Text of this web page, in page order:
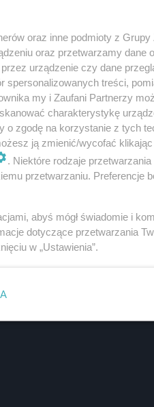
Ludivine Sagnier oraz
i wierności względem
oraz inne podmioty z
oraz przetwarzamy dane
urządzenie czy dane
spersonalizowanych treści,
my i Zaufani Partnerzy
charakterystykę
zgodę na korzystanie z tych
ją zmienić/wycofać
. Niektóre rodzaje
przetwarzaniu. Preferencje
abyś mógł świadomie i
dotyczące przetwarzania
w „Ustawienia”.